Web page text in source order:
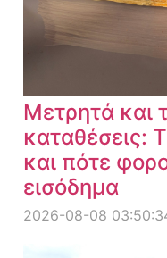
Μετρητά και
καταθέσεις:
και πότε
εισόδημα
2026-08-08